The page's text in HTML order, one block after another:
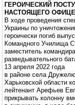
ГЕРОИЧЕСКИЙ
НАСТОЯЩЕГО
В ходе проведения
Украины по
героически погиб
Командного Училища
заместитель
разведывательного
13 апреля 2022 года
в районе села
Харьковской области
лейтенант Арефьев
прикрывать колонну